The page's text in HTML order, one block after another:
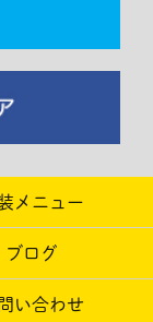
メニュー
ブログ
い合わせ